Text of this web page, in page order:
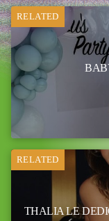
RELATED
RELATED
THALIA LE